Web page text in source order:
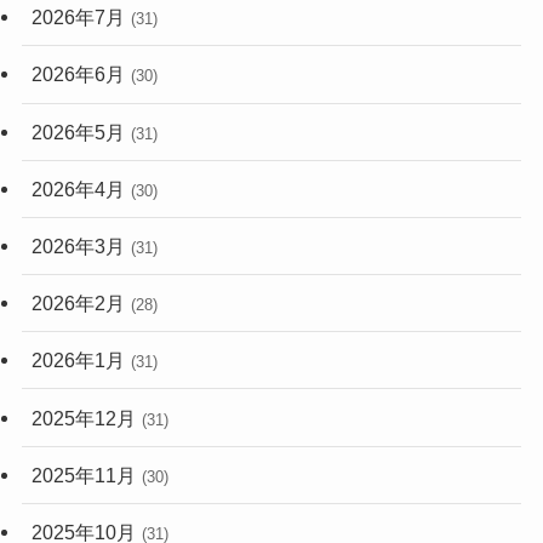
2026年7月 (31)
2026年6月 (30)
2026年5月 (31)
2026年4月 (30)
2026年3月 (31)
2026年2月 (28)
2026年1月 (31)
2025年12月 (31)
2025年11月 (30)
2025年10月 (31)